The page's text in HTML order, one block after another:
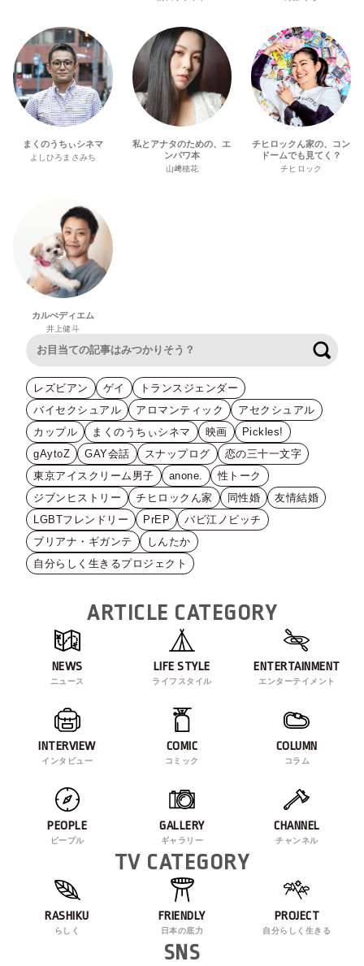
まくのうちぃシネマ
よしひろまさみち
私とアナタのための、エ
ンパワ本
山﨑穂花
チヒロックん家の、コン
ドームでも見てく？
チヒロック
カルぺディエム
井上健斗
レズビアン ゲイ
トランスジェンダー
バイセクシュアル
アロマンティック
アセクシュアル
カップル
まくのうちぃシネマ 映画
Pickles!
gAytoZ
GAY会話 スナップログ
恋の三十一文字
東京アイスクリーム男子
anone.
性トーク
ジブンヒストリー
チヒロックん家 同性婚
友情結婚
LGBTフレンドリー
PrEP
バビ江ノビッチ
ブリアナ・ギガンテ
しんたか
自分らしく生きるプロジェクト
ARTICLE CATEGORY
NEWS
ニュース
LIFE STYLE
ライフスタイル
ENTERTAINMENT
エンターテイメント
INTERVIEW
インタビュー
COMIC
コミック
COLUMN
コラム
PEOPLE
ピープル
GALLERY
ギャラリー
CHANNEL
チャンネル
TV CATEGORY
RASHIKU
らしく
FRIENDLY
日本の底力
PROJECT
自分らしく生きる
SNS